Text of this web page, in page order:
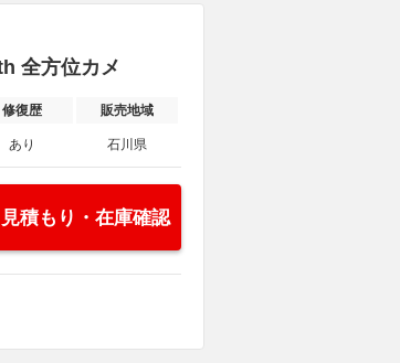
全方位カメ
修復歴 販売地域
あり 石川県
見積もり・在庫確認